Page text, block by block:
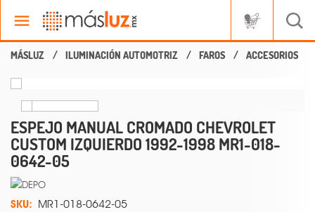
ILUMINACIÓN AUTOMOTRIZ FAROS ACCESORIOS
ESPEJO MANUAL CROMADO CHEVROLET
CUSTOM IZQUIERDO 1992-1998 MR1-018-
0642-05
SKU: MR1-018-0642-05